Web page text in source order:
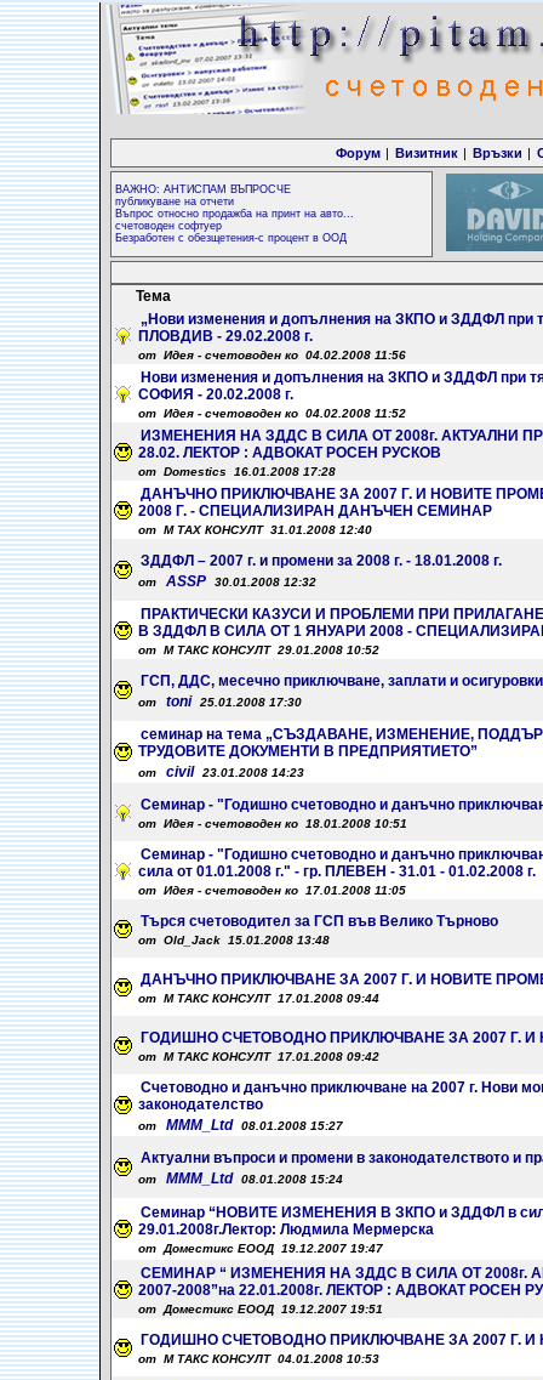
Форум | Визитник | Връзки |
ВАЖНО: АНТИСПАМ ВЪПРОСЧЕ
публикуване на отчети
Въпрос относно продажба на принт на авто...
счетоводен софтуер
Безработен с обезщетения-с процент в ООД
Тема
„Нови изменения и допълнения на ЗКПО и ЗДДФЛ при
ПЛОВДИВ - 29.02.2008 г.
от Идея - счетоводен ко 04.02.2008 11:56
Нови изменения и допълнения на ЗКПО и ЗДДФЛ при
СОФИЯ - 20.02.2008 г.
от Идея - счетоводен ко 04.02.2008 11:52
ИЗМЕНЕНИЯ НА ЗДДС В СИЛА ОТ 2008г. АКТУАЛНИ
28.02. ЛЕКТОР : АДВОКАТ РОСЕН РУСКОВ
от Domestics 16.01.2008 17:28
ДАНЪЧНО ПРИКЛЮЧВАНЕ ЗА 2007 Г. И НОВИТЕ
2008 Г. - СПЕЦИАЛИЗИРАН ДАНЪЧЕН СЕМИНАР
от М ТАХ КОНСУЛТ 31.01.2008 12:40
ЗДДФЛ – 2007 г. и промени за 2008 г. - 18.01.2008 г.
от ASSP 30.01.2008 12:32
ПРАКТИЧЕСКИ КАЗУСИ И ПРОБЛЕМИ ПРИ
В ЗДДФЛ В СИЛА ОТ 1 ЯНУАРИ 2008 -
от М ТАКС КОНСУЛТ 29.01.2008 10:52
ГСП, ДДС, месечно приключване, заплати и осигуровки
от toni 25.01.2008 17:30
семинар на тема „СЪЗДАВАНЕ, ИЗМЕНЕНИЕ,
ТРУДОВИТЕ ДОКУМЕНТИ В ПРЕДПРИЯТИЕТО”
от civil 23.01.2008 14:23
Семинар - "Годишно счетоводно и данъчно
от Идея - счетоводен ко 18.01.2008 10:51
Семинар - "Годишно счетоводно и данъчно
сила от 01.01.2008 г." - гр. ПЛЕВЕН - 31.01 - 01.02.2008 г.
от Идея - счетоводен ко 17.01.2008 11:05
Търся счетоводител за ГСП във Велико Търново
от Old_Jack 15.01.2008 13:48
ДАНЪЧНО ПРИКЛЮЧВАНЕ ЗА 2007 Г. И НОВИТЕ
от М ТАКС КОНСУЛТ 17.01.2008 09:44
ГОДИШНО СЧЕТОВОДНО ПРИКЛЮЧВАНЕ ЗА 2007 Г.
от М ТАКС КОНСУЛТ 17.01.2008 09:42
Счетоводно и данъчно приключване на 2007 г. Нови
законодателство
от MMM_Ltd 08.01.2008 15:27
Актуални въпроси и промени в законодателството и
от MMM_Ltd 08.01.2008 15:24
Семинар “НОВИТЕ ИЗМЕНЕНИЯ В ЗКПО и ЗДДФЛ в сила
29.01.2008г.Лектор: Людмила Мермерска
от Доместикс ЕООД 19.12.2007 19:47
СЕМИНАР “ ИЗМЕНЕНИЯ НА ЗДДС В СИЛА ОТ 2008г.
2007-2008”на 22.01.2008г. ЛЕКТОР : АДВОКАТ РОСЕН
от Доместикс ЕООД 19.12.2007 19:51
ГОДИШНО СЧЕТОВОДНО ПРИКЛЮЧВАНЕ ЗА 2007 Г.
от М ТАКС КОНСУЛТ 04.01.2008 10:53